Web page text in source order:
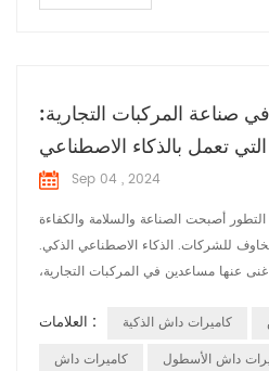
صناعة المركبات التجارية:
تعمل بالذكاء الاصطناعي
Sep 04 , 2024
أصبحت الصناعة والسلامة والكفاءة
مخاوف للشركات. الذكاء الاصطناعي الذكي.
عنها مساعدين في المركبات التجارية،
التجارية مع التكنولوجيا المتقدمة و
العلامات : كاميرات داش الذكية
كاميرات داش
داش الأسطول